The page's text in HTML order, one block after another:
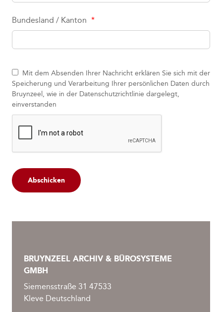
Bundesland / Kanton *
Mit dem Absenden Ihrer Nachricht erklären Sie sich mit der
Speicherung und Verarbeitung Ihrer persönlichen Daten durch
Bruynzeel, wie in der Datenschutzrichtlinie dargelegt,
einverstanden
Abschicken
BRUYNZEEL ARCHIV & BÜROSYSTEME
GMBH
Siemensstraße 31 47533
Kleve Deutschland